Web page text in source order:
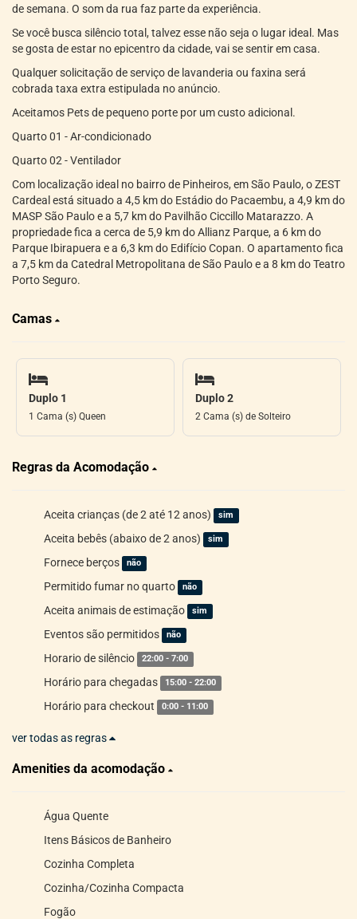
de semana. O som da rua faz parte da experiência.
Se você busca silêncio total, talvez esse não seja o lugar ideal. Mas
se gosta de estar no epicentro da cidade, vai se sentir em casa.
Qualquer solicitação de serviço de lavanderia ou faxina será
cobrada taxa extra estipulada no anúncio.
Aceitamos Pets de pequeno porte por um custo adicional.
Quarto 01 - Ar-condicionado
Quarto 02 - Ventilador
Com localização ideal no bairro de Pinheiros, em São Paulo, o ZEST
Cardeal está situado a 4,5 km do Estádio do Pacaembu, a 4,9 km do
MASP São Paulo e a 5,7 km do Pavilhão Ciccillo Matarazzo. A
propriedade fica a cerca de 5,9 km do Allianz Parque, a 6 km do
Parque Ibirapuera e a 6,3 km do Edifício Copan. O apartamento fica
a 7,5 km da Catedral Metropolitana de São Paulo e a 8 km do Teatro
Porto Seguro.
Camas
Duplo 1
1 Cama (s) Queen
Duplo 2
2 Cama (s) de Solteiro
Regras da Acomodação
Aceita crianças (de 2 até 12 anos) sim
Aceita bebês (abaixo de 2 anos) sim
Fornece berços não
Permitido fumar no quarto não
Aceita animais de estimação sim
Eventos são permitidos não
Horario de silêncio 22:00 - 7:00
Horário para chegadas 15:00 - 22:00
Horário para checkout 0:00 - 11:00
ver todas as regras
Amenities da acomodação
Água Quente
Itens Básicos de Banheiro
Cozinha Completa
Cozinha/Cozinha Compacta
Fogão